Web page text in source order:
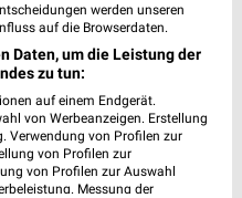
werden unseren
auf die Browserdaten.
Daten, um die Leistung der
zu tun:
auf einem Endgerät.
von Werbeanzeigen. Erstellung
Verwendung von Profilen zur
von Profilen zur
von Profilen zur Auswahl
Messung der